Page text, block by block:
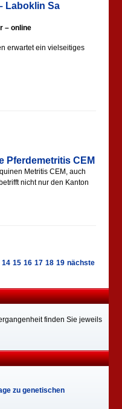
Laboklin Sa
– online
erwartet ein vielseitiges
Pferdemetritis CEM
Metritis CEM, auch
nicht nur den Kanton
14 15 16 17 18 19 nächste
finden Sie jeweils
zu genetischen